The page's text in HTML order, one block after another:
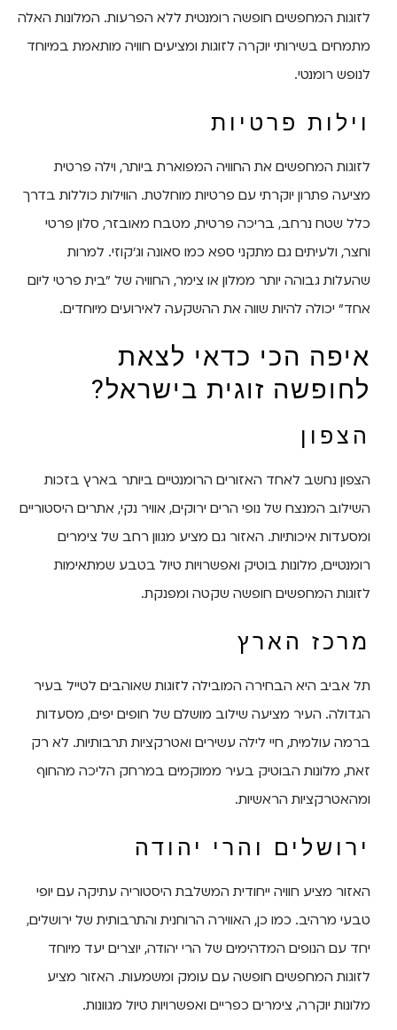
לזוגות המחפשים חופשה רומנטית ללא הפרעות. המלונות האלה
מתמחים בשירותי יוקרה לזוגות ומציעים חוויה מותאמת במיוחד
לנופש רומנטי.
וילות פרטיות
לזוגות המחפשים את החוויה המפוארת ביותר, וילה פרטית
מציעה פתרון יוקרתי עם פרטיות מוחלטת. הווילות כוללות בדרך
כלל שטח נרחב, בריכה פרטית, מטבח מאובזר, סלון פרטי
וחצר, ולעיתים גם מתקני ספא כמו סאונה וג'קוזי. למרות
שהעלות גבוהה יותר ממלון או צימר, החוויה של "בית פרטי ליום
אחד" יכולה להיות שווה את ההשקעה לאירועים מיוחדים.
איפה הכי כדאי לצאת
לחופשה זוגית בישראל?
הצפון
הצפון נחשב לאחד האזורים הרומנטיים ביותר בארץ בזכות
השילוב המנצח של נופי הרים ירוקים, אוויר נקי, אתרים היסטוריים
ומסעדות איכותיות. האזור גם מציע מגוון רחב של צימרים
רומנטיים, מלונות בוטיק ואפשרויות טיול בטבע שמתאימות
לזוגות המחפשים חופשה שקטה ומפנקת.
מרכז הארץ
תל אביב היא הבחירה המובילה לזוגות שאוהבים לטייל בעיר
הגדולה. העיר מציעה שילוב מושלם של חופים יפים, מסעדות
ברמה עולמית, חיי לילה עשירים ואטרקציות תרבותיות. לא רק
זאת, מלונות הבוטיק בעיר ממוקמים במרחק הליכה מהחוף
ומהאטרקציות הראשיות.
ירושלים והרי יהודה
האזור מציע חוויה ייחודית המשלבת היסטוריה עתיקה עם יופי
טבעי מרהיב. כמו כן, האווירה הרוחנית והתרבותית של ירושלים,
יחד עם הנופים המדהימים של הרי יהודה, יוצרים יעד מיוחד
לזוגות המחפשים חופשה עם עומק ומשמעות. האזור מציע
מלונות יוקרה, צימרים כפריים ואפשרויות טיול מגוונות.